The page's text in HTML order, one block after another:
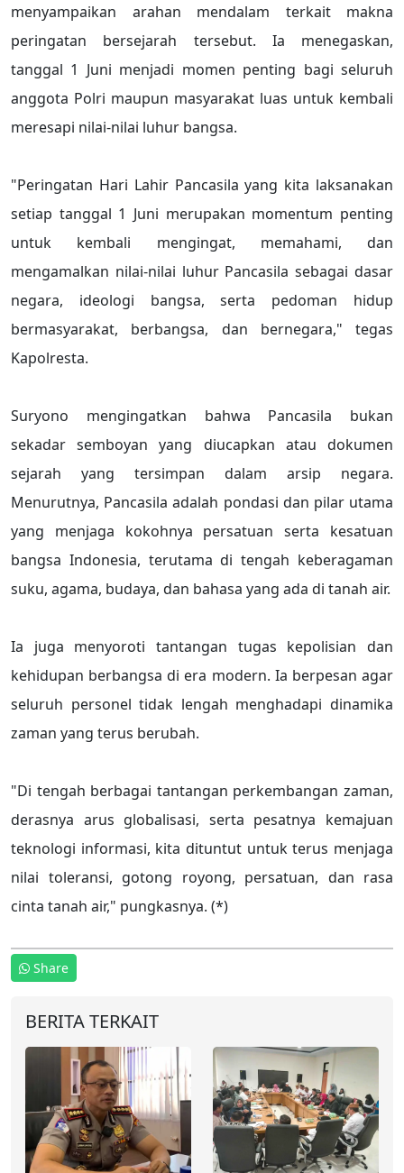
menyampaikan arahan mendalam terkait makna
peringatan bersejarah tersebut. Ia menegaskan,
tanggal 1 Juni menjadi momen penting bagi seluruh
anggota Polri maupun masyarakat luas untuk kembali
meresapi nilai-nilai luhur bangsa.
"Peringatan Hari Lahir Pancasila yang kita laksanakan
setiap tanggal 1 Juni merupakan momentum penting
untuk kembali mengingat, memahami, dan
mengamalkan nilai-nilai luhur Pancasila sebagai dasar
negara, ideologi bangsa, serta pedoman hidup
bermasyarakat, berbangsa, dan bernegara," tegas
Kapolresta.
Suryono mengingatkan bahwa Pancasila bukan
sekadar semboyan yang diucapkan atau dokumen
sejarah yang tersimpan dalam arsip negara.
Menurutnya, Pancasila adalah pondasi dan pilar utama
yang menjaga kokohnya persatuan serta kesatuan
bangsa Indonesia, terutama di tengah keberagaman
suku, agama, budaya, dan bahasa yang ada di tanah air.
Ia juga menyoroti tantangan tugas kepolisian dan
kehidupan berbangsa di era modern. Ia berpesan agar
seluruh personel tidak lengah menghadapi dinamika
zaman yang terus berubah.
"Di tengah berbagai tantangan perkembangan zaman,
derasnya arus globalisasi, serta pesatnya kemajuan
teknologi informasi, kita dituntut untuk terus menjaga
nilai toleransi, gotong royong, persatuan, dan rasa
cinta tanah air," pungkasnya. (*)
Share
BERITA TERKAIT